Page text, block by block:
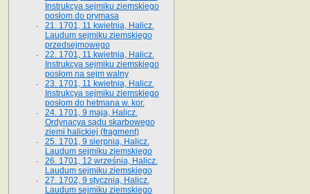
Instrukcya sejmiku ziemskiego
posłom do prymasa
21. 1701, 11 kwietnia, Halicz.
Laudum sejmiku ziemskiego
przedsejmowego
22. 1701, 11 kwietnia, Halicz.
Instrukcya sejmiku ziemskiego
posłom na sejm walny
23. 1701, 11 kwietnia, Halicz.
Instrukcya sejmiku ziemskiego
posłom do hetmana w. kor.
24. 1701, 9 maja, Halicz.
Ordynacya sądu skarbowego
ziemi halickiej (fragment)
25. 1701, 9 sierpnia, Halicz.
Laudum sejmiku ziemskiego
26. 1701, 12 września, Halicz.
Laudum sejmiku ziemskiego
27. 1702, 9 stycznia, Halicz.
Laudum sejmiku ziemskiego